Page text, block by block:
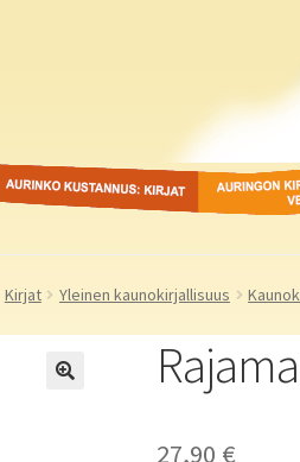
Aurinko Kustannus: kirjat Auringon
Kirjat Yleinen kaunokirjallisuus
27,90 €